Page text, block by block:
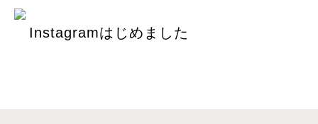
Instagramはじめました